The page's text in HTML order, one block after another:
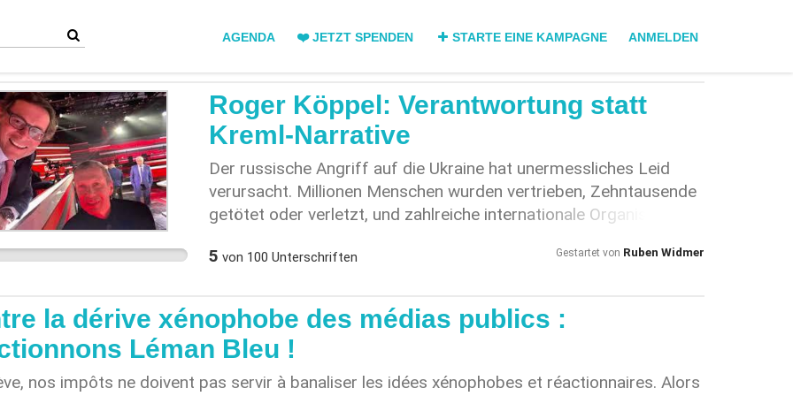
AGENDA ❤️ JETZT SPENDEN STARTE EINE KAMPAGNE ANMELDEN
Roger Köppel: Verantwortung statt
Kreml-Narrative
Der russische Angriff auf die Ukraine hat unermessliches Leid
verursacht. Millionen Menschen wurden vertrieben, Zehntausende
getötet oder verletzt, und zahlreiche internationale Organisationen
tragen einflussreiche Medienschaffende eine besondere
werden, die den russischen Angriff relativieren oder die
Verantwortung des Aggressors verwischen, kann dies die
öffentliche Meinungsbildung beeinflussen und Desinformation
Vorschub leisten. Mit dieser Petition geht es nicht darum,
5 von 100 Unterschriften Gestartet von Ruben Widmer
la dérive xénophobe des médias publics :
Léman Bleu !
nos impôts ne doivent pas servir à banaliser les idées xénophobes et réactionnaires. Alors